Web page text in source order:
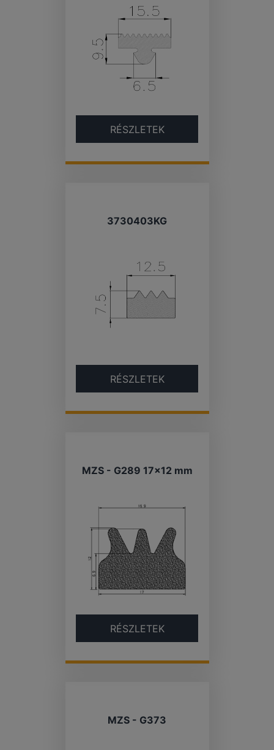
RÉSZLETEK
3730403KG
RÉSZLETEK
MZS - G289 17×12 mm
RÉSZLETEK
MZS - G373